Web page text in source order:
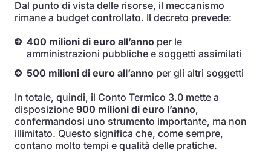
Dal punto di vista delle risorse, il meccanismo
rimane a budget controllato. Il decreto prevede:
400 milioni di euro all’anno per le
amministrazioni pubbliche e soggetti assimilati
500 milioni di euro all’anno per gli altri soggetti
In totale, quindi, il Conto Termico 3.0 mette a
disposizione 900 milioni di euro l’anno,
confermandosi uno strumento importante, ma non
illimitato. Questo significa che, come sempre,
contano molto tempi e qualità delle pratiche.